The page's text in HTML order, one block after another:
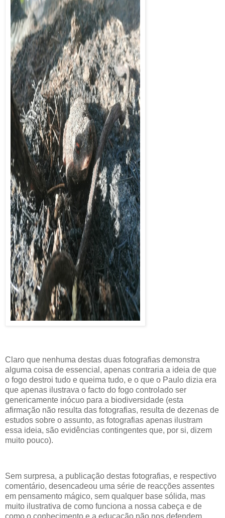
Claro que nenhuma destas duas fotografias demonstra
alguma coisa de essencial, apenas contraria a ideia de que
o fogo destroi tudo e queima tudo, e o que o Paulo dizia era
que apenas ilustrava o facto do fogo controlado ser
genericamente inócuo para a biodiversidade (esta
afirmação não resulta das fotografias, resulta de dezenas de
estudos sobre o assunto, as fotografias apenas ilustram
essa ideia, são evidências contingentes que, por si, dizem
muito pouco).
Sem surpresa, a publicação destas fotografias, e respectivo
comentário, desencadeou uma série de reacções assentes
em pensamento mágico, sem qualquer base sólida, mas
muito ilustrativa de como funciona a nossa cabeça e de